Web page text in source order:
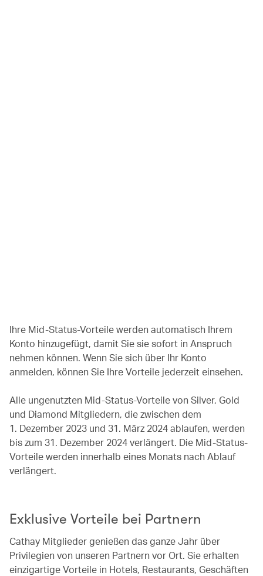
Ihre Mid-Status-Vorteile werden automatisch Ihrem
Konto hinzugefügt, damit Sie sie sofort in Anspruch
nehmen können. Wenn Sie sich über Ihr Konto
anmelden, können Sie Ihre Vorteile jederzeit einsehen.
Alle ungenutzten Mid-Status-Vorteile von Silver, Gold
und Diamond Mitgliedern, die zwischen dem
1. Dezember 2023 und 31. März 2024 ablaufen, werden
bis zum 31. Dezember 2024 verlängert. Die Mid-Status-
Vorteile werden innerhalb eines Monats nach Ablauf
verlängert.
Exklusive Vorteile bei Partnern
Cathay Mitglieder genießen das ganze Jahr über
Privilegien von unseren Partnern vor Ort. Sie erhalten
einzigartige Vorteile in Hotels, Restaurants, Geschäften